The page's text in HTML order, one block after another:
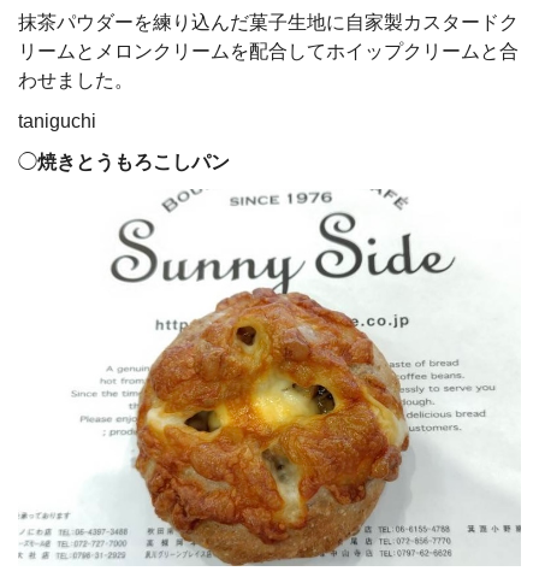
抹茶パウダーを練り込んだ菓子生地に自家製カスタードク
リームとメロンクリームを配合してホイップクリームと合
わせました。
taniguchi
◯焼きとうもろこしパン